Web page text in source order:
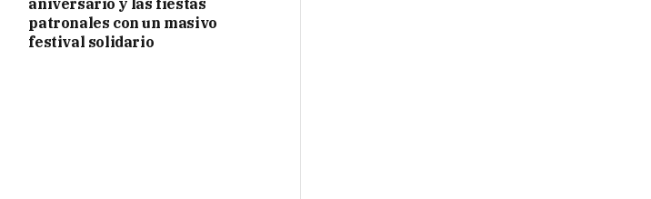
aniversario y las fiestas
patronales con un masivo
festival solidario